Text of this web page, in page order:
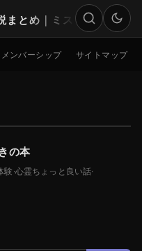
まとめ｜ミステリー
検索
メンバーシップ サイトマップ
の本
験 ·心霊ちょっと良い話·